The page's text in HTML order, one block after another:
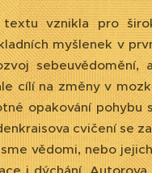
vznikla pro
myšlenek v
cílí na změny v
opakování
cvičení se
vědomi, nebo